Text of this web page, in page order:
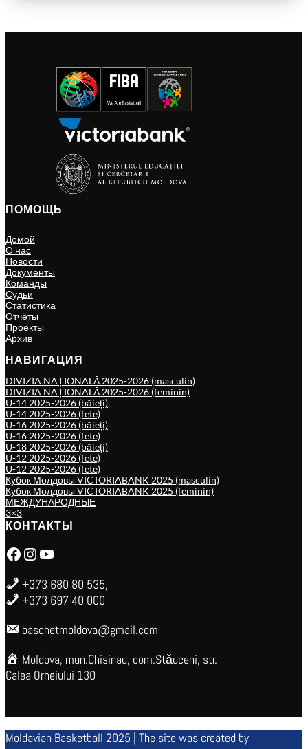
ПОМОЩЬ
Домой
О нас
Новости
Документы
Команды
Судьи
Статистика
Отчёты
Проекты
Архив
НАВИГАЦИЯ
DIVIZIA NAȚIONALĂ 2025-2026 (masculin)
DIVIZIA NAȚIONALĂ 2025-2026 (feminin)
U-14 2025-2026 (băieți)
U-14 2025-2026 (fete)
U-16 2025-2026 (băieți)
U-16 2025-2026 (fete)
U-18 2025-2026 (băieți)
U-12 2025-2026 (fete)
U-12 2025-2026 (fete)
Кубок Молдовы VICTORIABANK 2025 (masculin)
Кубок Молдовы VICTORIABANK 2025 (feminin)
МЕЖДУНАРОДНЫЕ
3×3
КОНТАКТЫ
Facebook Instagram YouTube
+373 680 80 535,
+373 697 40 000
baschetmoldova@gmail.com
Moldova, mun.Chisinau, com.Stăuceni, str.
Calea Orheiului 130
Moldavian Basketball 2025 | The site was created by